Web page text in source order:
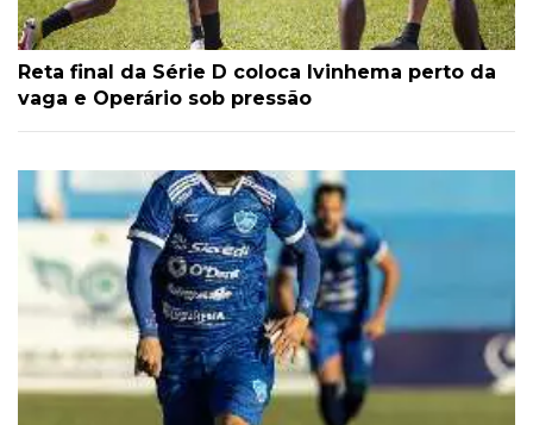
Reta final da Série D coloca Ivinhema perto da
vaga e Operário sob pressão